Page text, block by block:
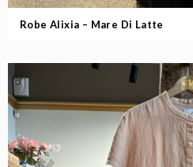
Robe Alixia – Mare Di Latte